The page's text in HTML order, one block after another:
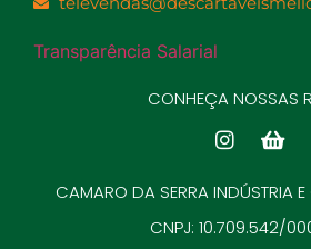
Transparência Salarial
CONHEÇA NOSSAS
CAMARO DA SERRA INDÚSTRIA
CNPJ: 10.709.542/